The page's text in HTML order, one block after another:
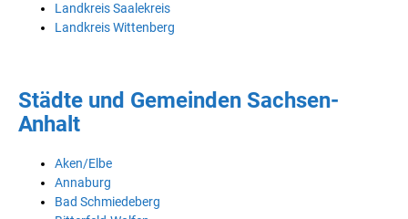
Landkreis Saalekreis
Landkreis Wittenberg
Städte und Gemeinden Sachsen-
Anhalt
Aken/Elbe
Annaburg
Bad Schmiedeberg